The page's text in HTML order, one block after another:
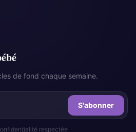
de fond chaque semaine.
S'abonner
respectée